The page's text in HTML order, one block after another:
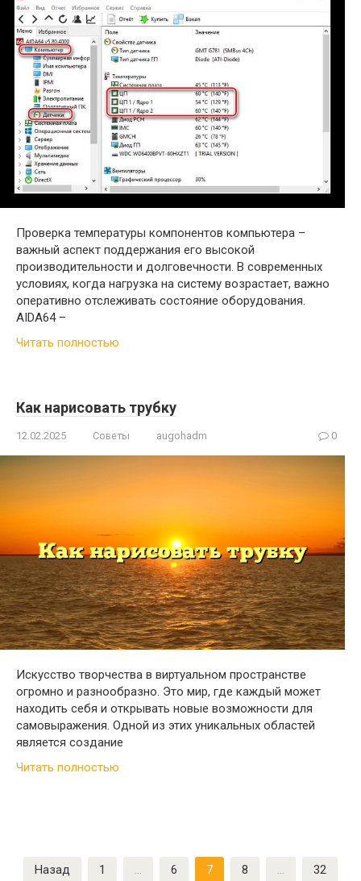
Проверка температуры компонентов компьютера –
важный аспект поддержания его высокой
производительности и долговечности. В современных
условиях, когда нагрузка на систему возрастает, важно
оперативно отслеживать состояние оборудования.
AIDA64 –
Читать полностью
Как нарисовать трубку
12.02.2025 Советы augohadm 0
Искусство творчества в виртуальном пространстве
огромно и разнообразно. Это мир, где каждый может
находить себя и открывать новые возможности для
самовыражения. Одной из этих уникальных областей
является создание
Читать полностью
Пагинация
Назад 1 6 7 8 32